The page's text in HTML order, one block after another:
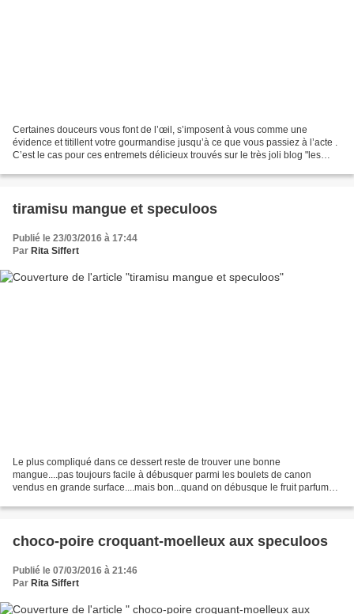
Certaines douceurs vous font de l’œil, s’imposent à vous comme une
évidence et titillent votre gourmandise jusqu’à ce que vous passiez à l’acte .
C’est le cas pour ces entremets délicieux trouvés sur le très joli blog "les
tiramisu mangue et speculoos
Publié le 23/03/2016 à 17:44
Par Rita Siffert
Le plus compliqué dans ce dessert reste de trouver une bonne
mangue....pas toujours facile à débusquer parmi les boulets de canon
vendus en grande surface....mais bon...quand on débusque le fruit parfumé
choco-poire croquant-moelleux aux speculoos
Publié le 07/03/2016 à 21:46
Par Rita Siffert